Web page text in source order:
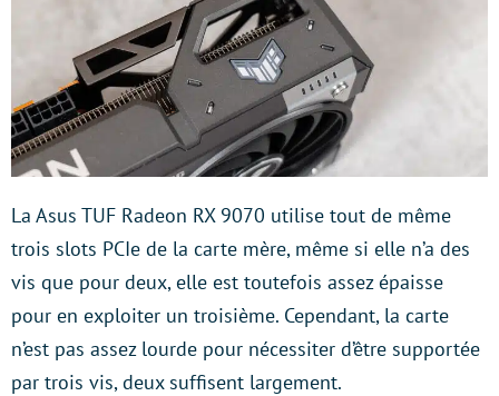
La Asus TUF Radeon RX 9070 utilise tout de même
trois slots PCIe de la carte mère, même si elle n’a des
vis que pour deux, elle est toutefois assez épaisse
pour en exploiter un troisième. Cependant, la carte
n’est pas assez lourde pour nécessiter d’être supportée
par trois vis, deux suffisent largement.